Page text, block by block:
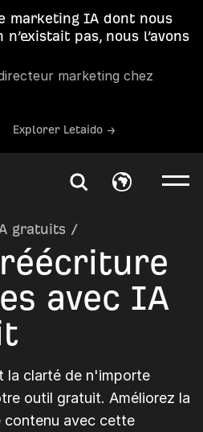
marketing IA dont nous
n’existait pas, nous l’avons
marketing chez
Explorer Letaido →
gratuits /
avec IA
la clarté de n'importe
outil gratuit. Améliorez la
avec cette